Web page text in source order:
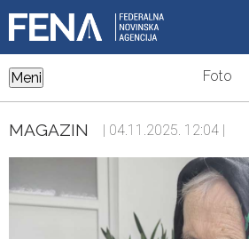
Meni Foto
MAGAZIN | 04.11.2025. 12:04 |